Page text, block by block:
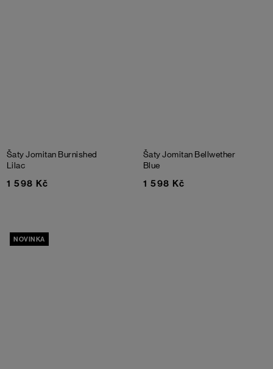
Šaty Jomitan Burnished
Lilac
1 598 Kč
Šaty Jomitan Bellwether
Blue
1 598 Kč
NOVINKA